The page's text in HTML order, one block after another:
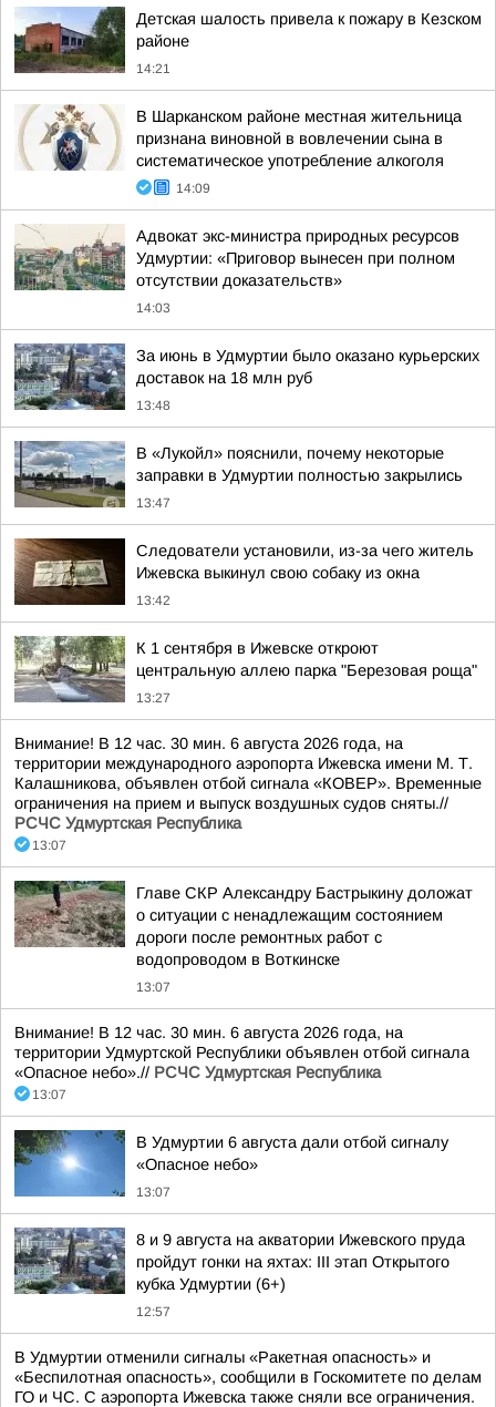
Детская шалость привела к пожару в Кезском
районе
14:21
В Шарканском районе местная жительница
признана виновной в вовлечении сына в
систематическое употребление алкоголя
14:09
Адвокат экс-министра природных ресурсов
Удмуртии: «Приговор вынесен при полном
отсутствии доказательств»
14:03
За июнь в Удмуртии было оказано курьерских
доставок на 18 млн руб
13:48
В «Лукойл» пояснили, почему некоторые
заправки в Удмуртии полностью закрылись
13:47
Следователи установили, из-за чего житель
Ижевска выкинул свою собаку из окна
13:42
К 1 сентября в Ижевске откроют
центральную аллею парка "Березовая роща"
13:27
Внимание! В 12 час. 30 мин. 6 августа 2026 года, на
территории международного аэропорта Ижевска имени М. Т.
Калашникова, объявлен отбой сигнала «КОВЕР». Временные
ограничения на прием и выпуск воздушных судов сняты.//
РСЧС Удмуртская Республика
13:07
Главе СКР Александру Бастрыкину доложат
о ситуации с ненадлежащим состоянием
дороги после ремонтных работ с
водопроводом в Воткинске
13:07
Внимание! В 12 час. 30 мин. 6 августа 2026 года, на
территории Удмуртской Республики объявлен отбой сигнала
«Опасное небо».// РСЧС Удмуртская Республика
13:07
В Удмуртии 6 августа дали отбой сигналу
«Опасное небо»
13:07
8 и 9 августа на акватории Ижевского пруда
пройдут гонки на яхтах: III этап Открытого
кубка Удмуртии (6+)
12:57
В Удмуртии отменили сигналы «Ракетная опасность» и
«Беспилотная опасность», сообщили в Госкомитете по делам
ГО и ЧС. С аэропорта Ижевска также сняли все ограничения.